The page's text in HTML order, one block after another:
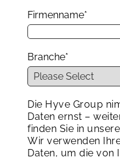
Firmenname*
Branche*
Die Hyve Group
Daten ernst –
finden Sie in
Wir verwenden
Daten, um die von